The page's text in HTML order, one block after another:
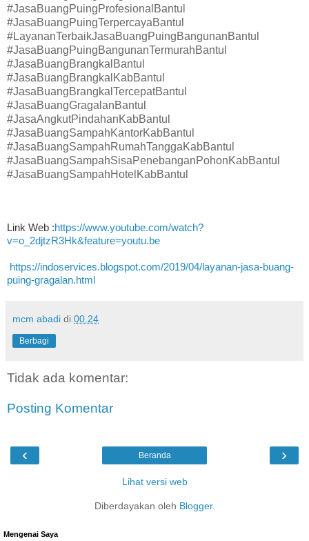
#JasaBuangPuingProfesionalBantul
#JasaBuangPuingTerpercayaBantul
#LayananTerbaikJasaBuangPuingBangunanBantul
#JasaBuangPuingBangunanTermurahBantul
#JasaBuangBrangkalBantul
#JasaBuangBrangkalKabBantul
#JasaBuangBrangkalTercepatBantul
#JasaBuangGragalanBantul
#JasaAngkutPindahanKabBantul
#JasaBuangSampahKantorKabBantul
#JasaBuangSampahRumahTanggaKabBantul
#JasaBuangSampahSisaPenebanganPohonKabBantul
#JasaBuangSampahHotelKabBantul
Link Web :https://www.youtube.com/watch?
v=o_2djtzR3Hk&feature=youtu.be
https://indoservices.blogspot.com/2019/04/layanan-jasa-buang-
puing-gragalan.html
mcm abadi di 00.24
Berbagi
Tidak ada komentar:
Posting Komentar
‹ ›
Beranda
Lihat versi web
Diberdayakan oleh Blogger.
Mengenai Saya